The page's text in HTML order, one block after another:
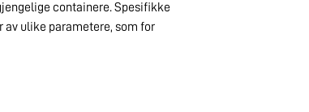
containere. Spesifikke
av ulike parametere, som for